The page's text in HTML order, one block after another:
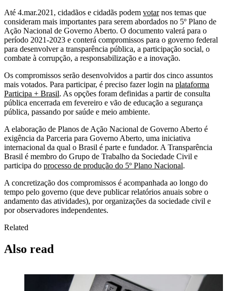
Até 4.mar.2021, cidadãos e cidadãs podem votarnos temas que
consideram mais importantes para serem abordados no 5º Plano de
Ação Nacional de Governo Aberto. O documento valerá para o
período 2021-2023 e conterá compromissos para o governo federal
para desenvolver a transparência pública, a participação social, o
combate à corrupção, a responsabilização e a inovação.
Os compromissos serão desenvolvidos a partir dos cinco assuntos
mais votados. Para participar, é preciso fazer login na plataforma
Participa + Brasil. As opções foram definidas a partir de consulta
pública encerrada em fevereiro e vão de educação a segurança
pública, passando por saúde e meio ambiente.
A elaboração de Planos de Ação Nacional de Governo Aberto é
exigência da Parceria para Governo Aberto, uma iniciativa
internacional da qual o Brasil é parte e fundador. A Transparência
Brasil é membro do Grupo de Trabalho da Sociedade Civil e
participa do processo de produção do 5º Plano Nacional.
A concretização dos compromissos é acompanhada ao longo do
tempo pelo governo (que deve publicar relatórios anuais sobre o
andamento das atividades), por organizações da sociedade civil e
por observadores independentes.
Related
Also read